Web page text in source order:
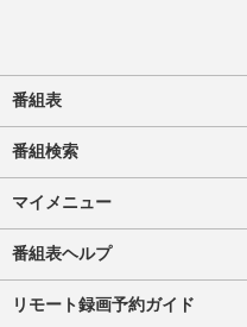
番組表
番組検索
マイメニュー
番組表ヘルプ
リモート録画予約ガイド